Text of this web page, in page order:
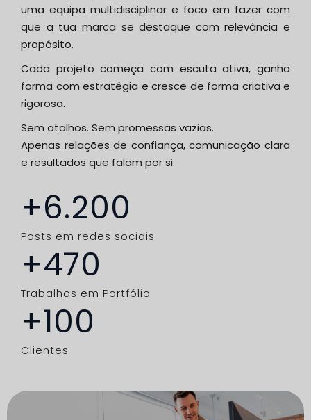
uma equipa multidisciplinar e foco em fazer com
que a tua marca se destaque com relevância e
propósito.
Cada projeto começa com escuta ativa, ganha
forma com estratégia e cresce de forma criativa e
rigorosa.
Sem atalhos. Sem promessas vazias.
Apenas relações de confiança, comunicação clara
e resultados que falam por si.
Posts em redes sociais​
+6.200
Trabalhos em Portfólio
+470
Clientes
+100